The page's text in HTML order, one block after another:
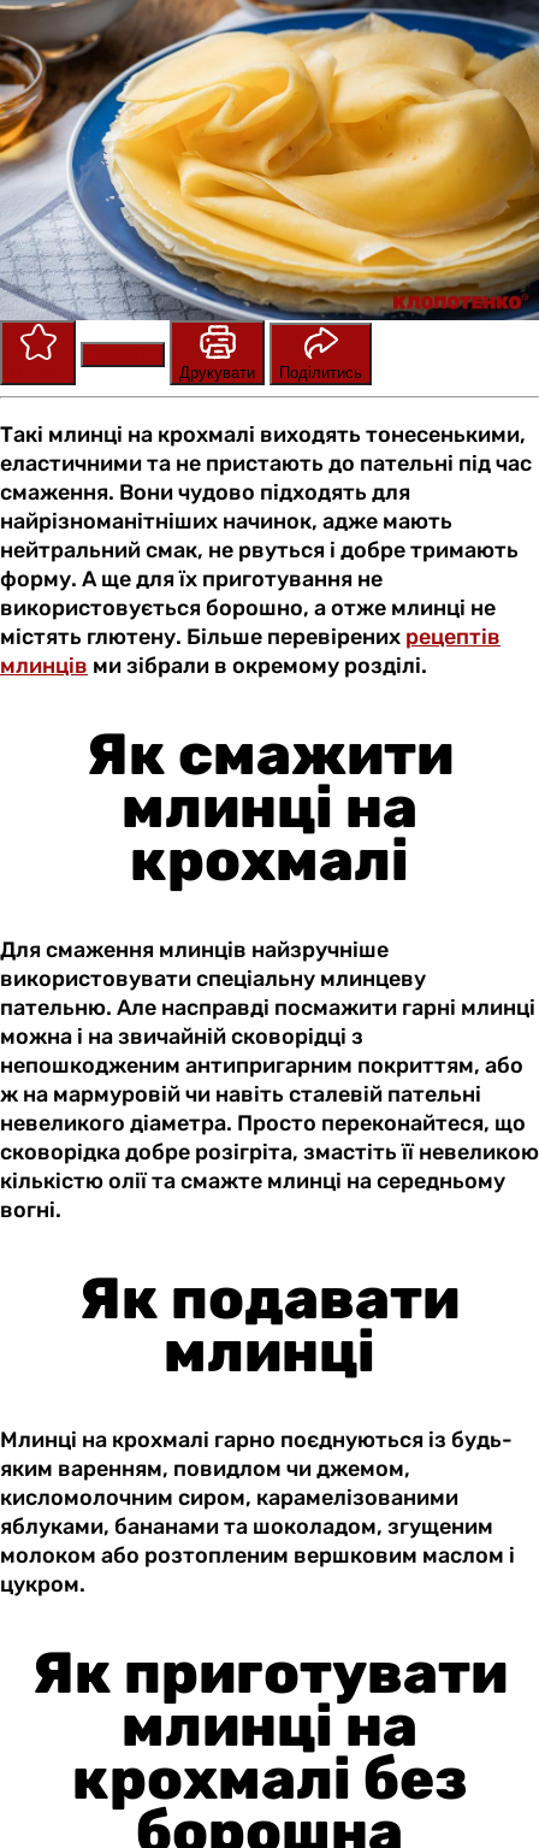
Друкувати
Поділитись
Такі млинці на крохмалі виходять тонесенькими,
еластичними та не пристають до пательні під час
смаження. Вони чудово підходять для
найрізноманітніших начинок, адже мають
нейтральний смак, не рвуться і добре тримають
форму. А ще для їх приготування не
використовується борошно, а отже млинці не
містять глютену. Більше перевірених рецептів
млинців ми зібрали в окремому розділі.
Як смажити
млинці на
крохмалі
Для смаження млинців найзручніше
використовувати спеціальну млинцеву
пательню. Але насправді посмажити гарні млинці
можна і на звичайній сковорідці з
непошкодженим антипригарним покриттям, або
ж на мармуровій чи навіть сталевій пательні
невеликого діаметра. Просто переконайтеся, що
сковорідка добре розігріта, змастіть її невеликою
кількістю олії та смажте млинці на середньому
вогні.
Як подавати
млинці
Млинці на крохмалі гарно поєднуються із будь-
яким варенням, повидлом чи джемом,
кисломолочним сиром, карамелізованими
яблуками, бананами та шоколадом, згущеним
молоком або розтопленим вершковим маслом і
цукром.
Як приготувати
млинці на
крохмалі без
борошна